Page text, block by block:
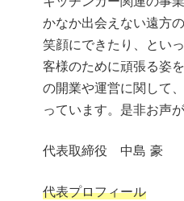
かなか出会えない遠方
笑顔にできたり、とい
客様のために頑張る姿
の開業や運営に関して
っています。是非お声
代表取締役 中島 豪
代表プロフィール